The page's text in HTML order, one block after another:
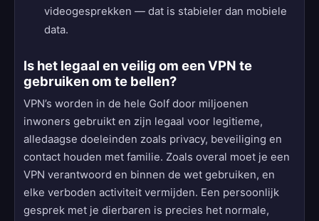
videogesprekken — dat is stabieler dan mobiele
data.
Is het legaal en veilig om een VPN te
gebruiken om te bellen?
VPN’s worden in de hele Golf door miljoenen
inwoners gebruikt en zijn legaal voor legitieme,
alledaagse doeleinden zoals privacy, beveiliging en
contact houden met familie. Zoals overal moet je een
VPN verantwoord en binnen de wet gebruiken, en
elke verboden activiteit vermijden. Een persoonlijk
gesprek met je dierbaren is precies het normale,